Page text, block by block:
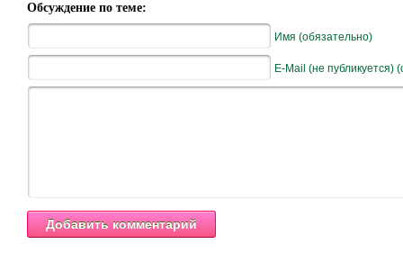
Обсуждение по теме:
Имя (обязательно)
E-Mail (не публикуется)